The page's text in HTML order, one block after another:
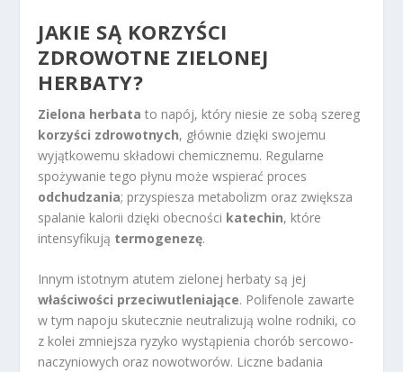
JAKIE SĄ KORZYŚCI
ZDROWOTNE ZIELONEJ
HERBATY?
Zielona herbata to napój, który niesie ze sobą szereg
korzyści zdrowotnych, głównie dzięki swojemu
wyjątkowemu składowi chemicznemu. Regularne
spożywanie tego płynu może wspierać proces
odchudzania; przyspiesza metabolizm oraz zwiększa
spalanie kalorii dzięki obecności katechin, które
intensyfikują termogenezę.
Innym istotnym atutem zielonej herbaty są jej
właściwości przeciwutleniające. Polifenole zawarte
w tym napoju skutecznie neutralizują wolne rodniki, co
z kolei zmniejsza ryzyko wystąpienia chorób sercowo-
naczyniowych oraz nowotworów. Liczne badania